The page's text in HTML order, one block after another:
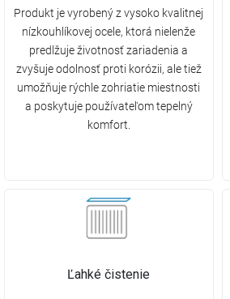
Produkt je vyrobený z vysoko kvalitnej
nízkouhlíkovej ocele, ktorá nielenže
predlžuje životnosť zariadenia a
zvyšuje odolnosť proti korózii, ale tiež
umožňuje rýchle zohriatie miestnosti
a poskytuje používateľom tepelný
komfort.
Ľahké čistenie